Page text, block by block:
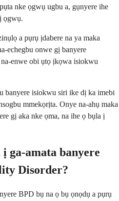
nke ọgwụ ugbu a, gụnyere ihe
ọgwụ.
a pụrụ ịdabere na ya maka
echegbu onwe gị banyere
enwe obi ụtọ ịkọwa isiokwu
banyere isiokwu siri ike dị ka imebi
mmekọrịta. Onye na-ahụ maka
gị aka nke ọma, na ihe ọ bụla ị
ga-amata banyere
Disorder?
BPD bụ na ọ bụ ọnọdụ a pụrụ